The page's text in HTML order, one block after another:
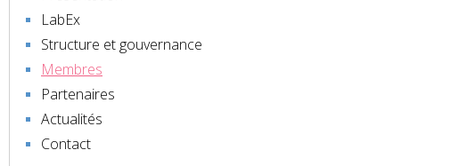
LabEx
Structure et gouvernance
Membres
Partenaires
Actualités
Contact